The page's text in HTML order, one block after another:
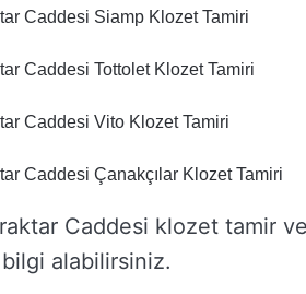
Caddesi Siamp Klozet Tamiri
Caddesi Tottolet Klozet Tamiri
Caddesi Vito Klozet Tamiri
Caddesi Çanakçılar Klozet Tamiri
Caddesi klozet tamir
alabilirsiniz.